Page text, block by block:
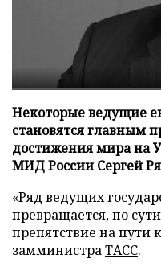
Некоторые ведущие
становятся главным
достижения мира на
МИД России Сергей
«Ряд ведущих
превращается, по
препятствие на пути
замминистраТАСС.